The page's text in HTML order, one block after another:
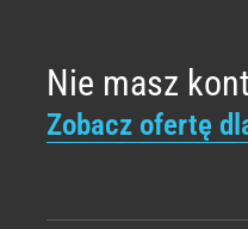
Nie masz
Zobacz ofertę